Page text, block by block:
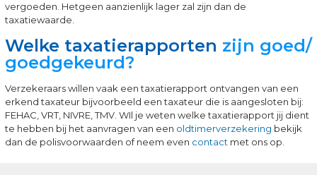
vergoeden. Hetgeen aanzienlijk lager zal zijn dan de
taxatiewaarde.
Welke taxatierapporten zijn goed/
goedgekeurd?
Verzekeraars willen vaak een taxatierapport ontvangen van een
erkend taxateur bijvoorbeeld een taxateur die is aangesloten bij:
FEHAC, VRT, NIVRE, TMV. WIl je weten welke taxatierapport jij dient
te hebben bij het aanvragen van een oldtimerverzekering bekijk
dan de polisvoorwaarden of neem even contact met ons op.